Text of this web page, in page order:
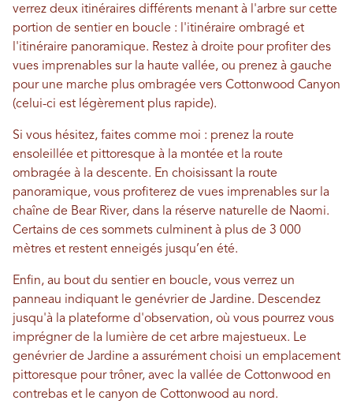
verrez deux itinéraires différents menant à l'arbre sur cette
portion de sentier en boucle : l'itinéraire ombragé et
l'itinéraire panoramique. Restez à droite pour profiter des
vues imprenables sur la haute vallée, ou prenez à gauche
pour une marche plus ombragée vers Cottonwood Canyon
(celui-ci est légèrement plus rapide).
Si vous hésitez, faites comme moi : prenez la route
ensoleillée et pittoresque à la montée et la route
ombragée à la descente. En choisissant la route
panoramique, vous profiterez de vues imprenables sur la
chaîne de Bear River, dans la réserve naturelle de Naomi.
Certains de ces sommets culminent à plus de 3 000
mètres et restent enneigés jusqu’en été.
Enfin, au bout du sentier en boucle, vous verrez un
panneau indiquant le genévrier de Jardine. Descendez
jusqu'à la plateforme d'observation, où vous pourrez vous
imprégner de la lumière de cet arbre majestueux. Le
genévrier de Jardine a assurément choisi un emplacement
pittoresque pour trôner, avec la vallée de Cottonwood en
contrebas et le canyon de Cottonwood au nord.